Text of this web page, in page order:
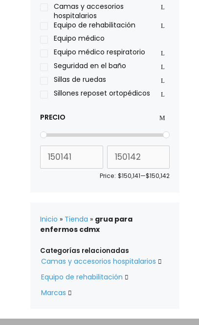
Philips
Pride
Roho
Sillas de ruedas Everest Jennings
Camas y accesorios
hospitalarios
Equipo de rehabilitación
Equipo médico
Equipo médico respiratorio
Seguridad en el baño
Sillas de ruedas
Sillones reposet ortopédicos
PRECIO
Price: $150,141—$150,142
Inicio » Tienda » grua para
enfermos cdmx
Categorías relacionadas
Camas y accesorios hospitalarios 
Equipo de rehabilitación 
Marcas 